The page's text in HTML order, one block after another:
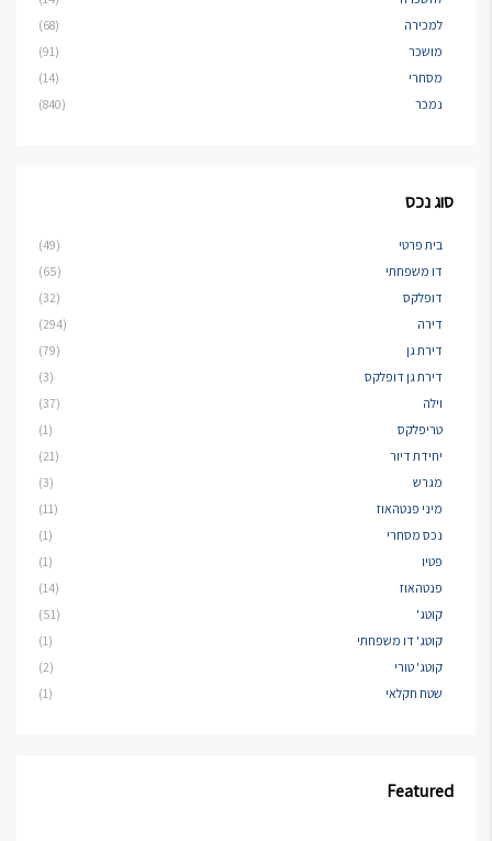
למכירה
(68)
מושכר
(91)
מסחרי
(14)
נמכר
(840)
סוג נכס
בית פרטי
(49)
דו משפחתי
(65)
דופלקס
(32)
דירה
(294)
דירת גן
(79)
דירת גן דופלקס
(3)
וילה
(37)
טריפלקס
(1)
יחידת דיור
(21)
מגרש
(3)
מיני פנטהאוז
(11)
נכס מסחרי
(1)
פטיו
(1)
פנטהאוז
(14)
קוטג'
(51)
קוטג' דו משפחתי
(1)
קוטג' טורי
(2)
שטח חקלאי
(1)
Featured